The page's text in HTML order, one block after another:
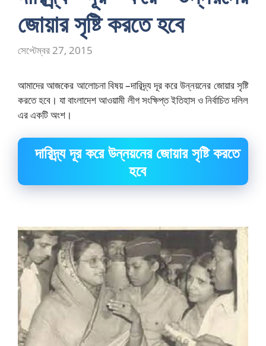
জোয়ার সৃষ্টি করতে হবে
সেপ্টেম্বর 27, 2015
আমাদের আজকের আলোচনা বিষয় –দারিদ্র্য দূর করে উন্নয়নের জোয়ার সৃষ্টি
করতে হবে। যা বাংলাদেশ আওয়ামী লীগ সংক্ষিপ্ত ইতিহাস ও নির্বাচিত দলিল
এর একটি অংশ।
দারিদ্র্য দূর করে উন্নয়নের জোয়ার সৃষ্টি করতে
হবে